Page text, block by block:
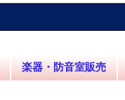
楽器・防音室販売